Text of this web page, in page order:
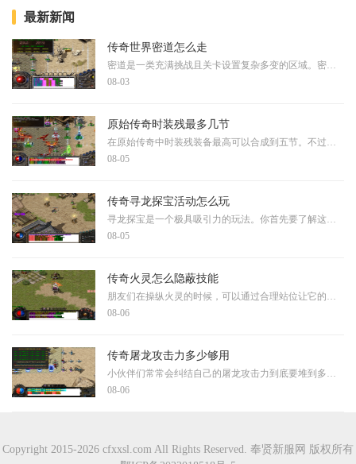
最新新闻
传奇世界密道怎么走
密道是一类充满挑战且关卡设置复杂多变的区域。密道中通常隐藏着各种危险的怪物和陷阱，对玩家的操作水平和团队协作能力有较高要求，玩家在探索过程中需要时刻保持警惕。由于
08-03
原始传奇时装残最多几节
在原始传奇中时装残装备最高可以合成到五节。不过想要达到这个顶级阶段可不是一件容易的事情，需要经过漫长的游戏时间和大量的资源积累。不同等级的时装残装备需要开服天数的
08-05
传奇寻龙探宝活动怎么玩
寻龙探宝是一个极具吸引力的玩法。你首先要了解这个活动的基本规则，通常需要消耗特定的道具才能参与，比如探宝钥匙或者钻石。每一次探宝都会获得随机奖励，同时还能积累积分
08-05
传奇火灵怎么隐蔽技能
朋友们在操纵火灵的时候，可以通过合理站位让它的技能施展过程看起来更隐晦。当你在展开行动时，选择有遮挡物的区域可以使施法动静更不容易被对手察觉。这种隐蔽方式需要你考
08-06
传奇屠龙攻击力多少够用
小伙伴们常常会纠结自己的屠龙攻击力到底要堆到多少才够用，其实这个问题没有一个标准答案，因为它很大程度上取决于你的游戏阶段和战斗目标。对于刚起步的小伙伴来说，不必过
08-06
Copyright 2015-2026 cfxxsl.com All Rights Reserved. 奉贤新服网 版权所有